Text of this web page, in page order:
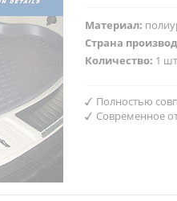
Материал:
Страна
Количество: 1
Полностью
Современное